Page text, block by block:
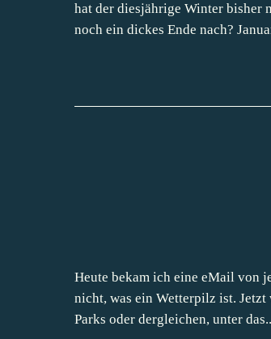
hat der diesjährige Winter bisher
noch ein dickes Ende nach?
Heute bekam ich eine eMail von
nicht, was ein Wetterpilz ist.
Parks oder dergleichen, unter